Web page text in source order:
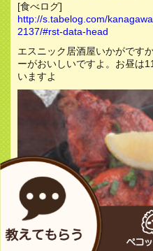
[食べログ]
http://s.tabelog.com/
2137/#rst-data-head
エスニック居酒屋いかがです
ーがおいしいですよ。お昼は
いますよ